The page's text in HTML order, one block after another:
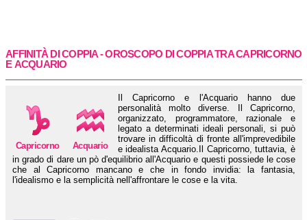
AFFINITÀ DI COPPIA - OROSCOPO DI COPPIA TRACAPRICORNO
EACQUARIO
Capricorno Acquario
Il Capricorno e l'Acquario hanno due
personalità molto diverse. Il Capricorno,
organizzato, programmatore, razionale e
legato a determinati ideali personali, si può
trovare in difficoltà di fronte all'imprevedibile
e idealista Acquario.Il Capricorno, tuttavia, è
in grado di dare un pò d'equilibrio all'Acquario e questi possiede le cose
che al Capricorno mancano e che in fondo invidia: la fantasia,
l'idealismo e la semplicità nell'affrontare le cose e la vita.